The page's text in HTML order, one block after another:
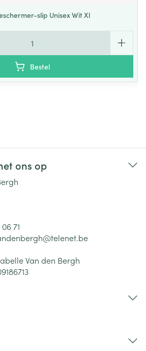
slip Unisex Wit Xl
Bestel
ons op
71
telenet.be
Van den Bergh